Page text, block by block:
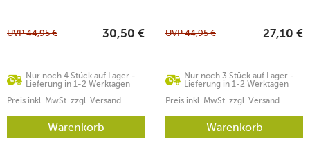
Nur noch 4 Stück auf Lager -
Lieferung in 1-2 Werktagen
UVP44,95 € 30,50 €
Preis inkl. MwSt. zzgl. Versand
Warenkorb
Nur noch 3 Stück auf Lager -
Lieferung in 1-2 Werktagen
UVP44,95 € 27,10 €
Preis inkl. MwSt. zzgl. Versand
Warenkorb